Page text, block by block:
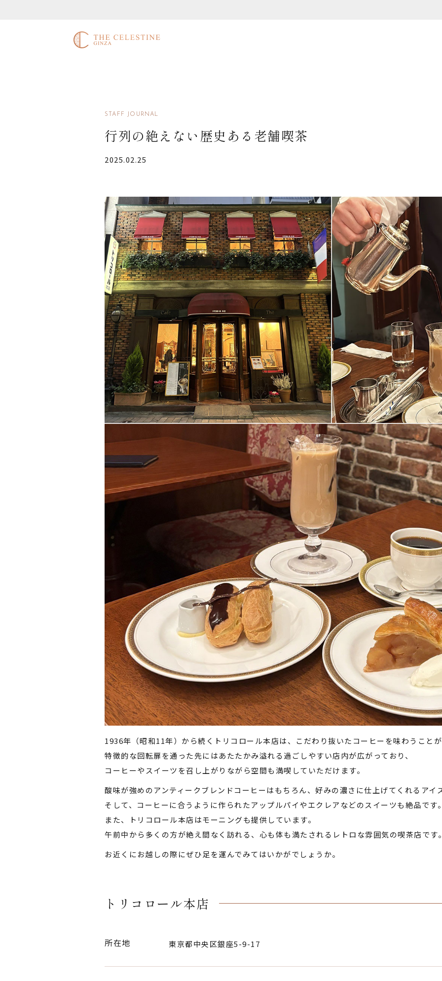
STAFF JOURNAL
行列の絶えない歴史ある老舗喫茶
2025.02.25
1936年（昭和11年）から続くトリコロール本店は、こだわり抜いたコーヒーを味わうことが
特徴的な回転扉を通った先にはあたたかみ溢れる過ごしやすい店内が広がっており、
コーヒーやスイーツを召し上がりながら空間も満喫していただけます。
酸味が強めのアンティークブレンドコーヒーはもちろん、好みの濃さに仕上げてくれるアイ
そして、コーヒーに合うように作られたアップルパイやエクレアなどのスイーツも絶品です。
また、トリコロール本店はモーニングも提供しています。
午前中から多くの方が絶え間なく訪れる、心も体も満たされるレトロな雰囲気の喫茶店です。
お近くにお越しの際にぜひ足を運んでみてはいかがでしょうか。
トリコロール本店
所在地 東京都中央区銀座5-9-17